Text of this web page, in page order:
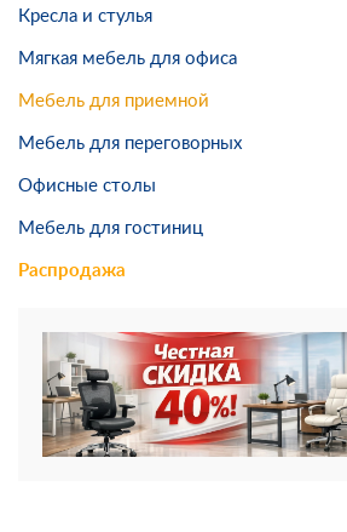
Кресла и стулья
Мягкая мебель для офиса
Мебель для приемной
Мебель для переговорных
Офисные столы
Мебель для гостиниц
Распродажа